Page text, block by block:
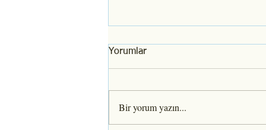
Yorumlar
Bir yorum yazın...